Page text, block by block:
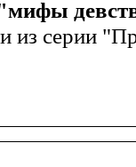
из серии